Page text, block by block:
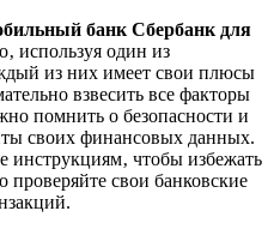
банк Сбербанк для
используя один из
из них имеет свои плюсы
взвесить все факторы
помнить о безопасности и
своих финансовых данных.
инструкциям‚ чтобы избежать
проверяйте свои банковские